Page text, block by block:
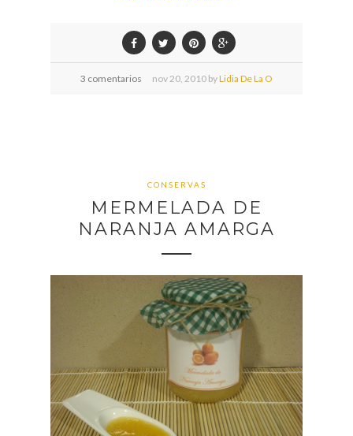
3 comentarios nov20, 2010 byLidia De La O
CONSERVAS
MERMELADA DE
NARANJA AMARGA